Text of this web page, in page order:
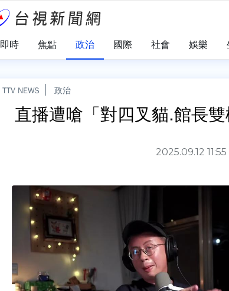
即時 焦點 政治 國際 社會 娛樂
TTV NEWS 政治
直播遭嗆「對四叉貓.館長
2025.09.12 11:55